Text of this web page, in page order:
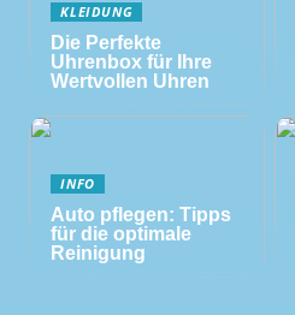
KLEIDUNG
Die Perfekte
Uhrenbox für Ihre
Wertvollen Uhren
INFO
Auto pflegen: Tipps
für die optimale
Reinigung